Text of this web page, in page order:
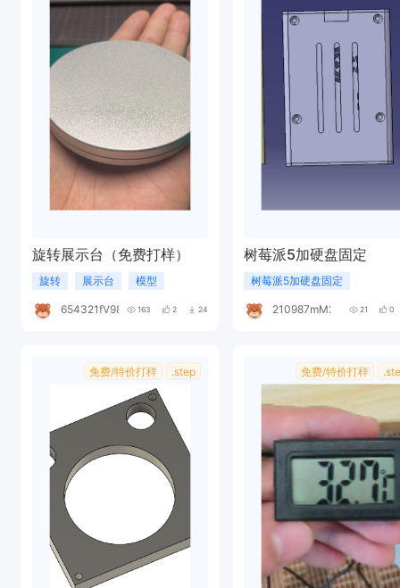
旋转展示台（免费打样）
旋转 展示台 模型
654321fV981y 163 2 24
树莓派5加硬盘固定
树莓派5加硬盘固定
210987mM299M 21 0
免费/特价打样 .step 免费/特价打样